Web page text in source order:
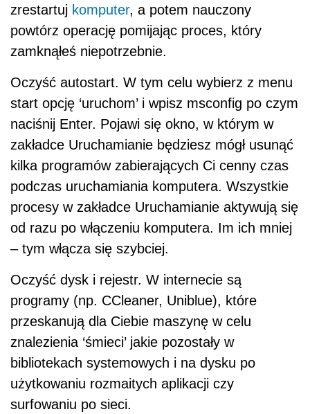
zrestartuj komputer, a potem nauczony
powtórz operację pomijając proces, który
zamknąłeś niepotrzebnie.
Oczyść autostart. W tym celu wybierz z menu
start opcję ‘uruchom’ i wpisz msconfig po czym
naciśnij Enter. Pojawi się okno, w którym w
zakładce Uruchamianie będziesz mógł usunąć
kilka programów zabierających Ci cenny czas
podczas uruchamiania komputera. Wszystkie
procesy w zakładce Uruchamianie aktywują się
od razu po włączeniu komputera. Im ich mniej
– tym włącza się szybciej.
Oczyść dysk i rejestr. W internecie są
programy (np. CCleaner, Uniblue), które
przeskanują dla Ciebie maszynę w celu
znalezienia ‘śmieci’ jakie pozostały w
bibliotekach systemowych i na dysku po
użytkowaniu rozmaitych aplikacji czy
surfowaniu po sieci.